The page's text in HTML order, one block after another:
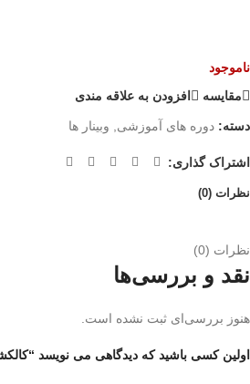
ناموجود
مقايسه
افزودن به علاقه مندی
دسته: دوره های آموزشی وبینار ها
اشتراک گذاری:
نظرات (0)
نظرات (0)
نقد و بررسی‌ها
هنوز بررسی‌ای ثبت نشده است.
اولین کسی باشید که دیدگاهی می نویسد